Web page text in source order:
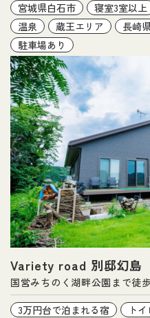
宮城県白石市
寝室3室以上
温泉
蔵王エリア 長崎
駐車場あり
Variety road 別邸幻島
国営みちのく湖畔公園まで徒
3万円台で泊まれる宿
ト